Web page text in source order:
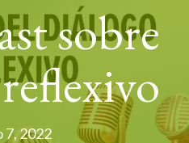
sobre
7, 2022